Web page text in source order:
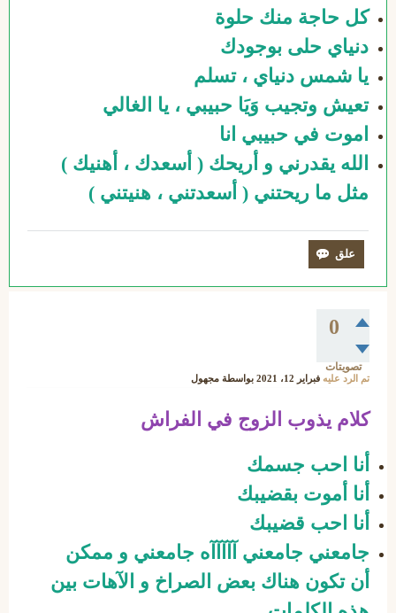
كل حاجة منك حلوة
دنياي حلى بوجودك
يا شمس دنياي ، تسلم
تعيش وتجيب وَيَا حبيبي ، يا الغالي
اموت في حبيبي انا
الله يقدرني و أريحك ( أسعدك ، أهنيك )
مثل ما ريحتني ( أسعدتني ، هنيتني )
0
تصويتات
تم الرد عليه فبراير 12، 2021 بواسطة مجهول
كلام يذوب الزوج في الفراش
أنا احب جسمك
أنا أموت بقضيبك
أنا احب قضيبك
جامعني جامعني آآآآآه جامعني و ممكن
أن تكون هناك بعض الصراخ و الآهات بين